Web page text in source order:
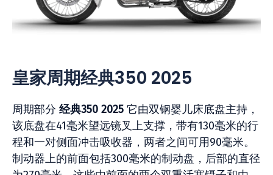
皇家周期经典350 2025
周期部分 经典350 2025 它由双钢婴儿床底盘主持，
该底盘在41毫米望远镜叉上支撑，带有130毫米的行
程和一对侧面冲击吸收器，两者之间可用90毫米。
制动器上的前面包括300毫米的制动盘，后部的直径